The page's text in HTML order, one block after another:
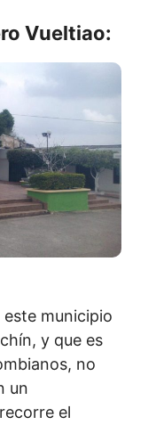
Vueltiao:
municipio
y que es
no
un
el